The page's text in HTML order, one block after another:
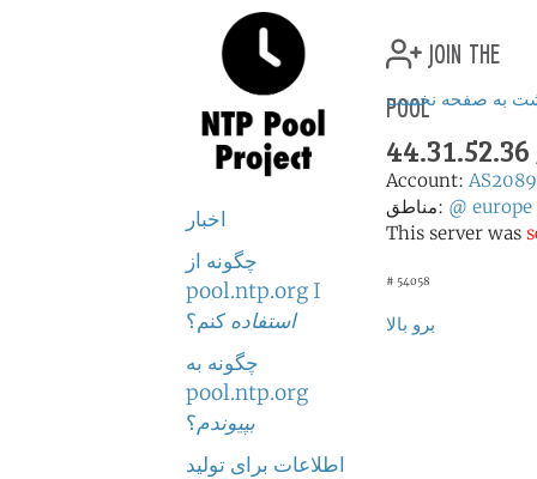
اخبار
چگونه از
pool.ntp.org I
استفاده کنم؟
چگونه به
pool.ntp.org
بپیوندم؟
اطلاعات برای تولید
join the
pool
به صفحه نخست
Account:
مناطق: @ europe
This server was
# 54058
برو بالا